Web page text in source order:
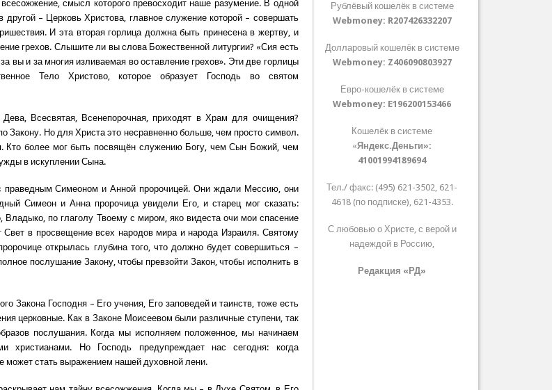
смысл которого превосходит наше разумение. В одной
другой – Церковь Христова, главное служение которой – совершать
И эта вторая горлица должна быть принесена в жертву, и
грехов. Слышите ли вы слова Божественной литургии? «Сия есть
вы и за многия изливаемая во оставление грехов». Эти две горлицы
Тело Христово, которое образует Господь во святом
Всесвятая, Всенепорочная, приходят в Храм для очищения?
Закону. Но для Христа это несравненно больше, чем просто символ.
Кто более мог быть посвящён служению Богу, чем Сын Божий, чем
в искуплении Сына.
праведным Симеоном и Анной пророчицей. Они ждали Мессию, они
Симеон и Анна пророчица увидели Его, и старец мог сказать:
по глаголу Твоему с миром, яко видеста очи мои спасение
Свет в просвещение всех народов мира и народа Израиля. Святому
открылась глубина того, что должно будет совершиться –
послушание Закону, чтобы превзойти Закон, чтобы исполнить в
Закона Господня – Его учения, Его заповедей и таинств, тоже есть
церковные. Как в Законе Моисеевом были различные ступени, так
послушания. Когда мы исполняем положенное, мы начинаем
христианами. Но Господь предупреждает нас сегодня: когда
может стать выражением нашей духовной лени.
Рублёвый кошелёк в системе
Webmoney: R207426332207
Долларовый кошелёк в системе
Webmoney: Z406090803927
Евро-кошелёк в системе
Webmoney: E196200153466
Кошелёк в системе
«Яндекс.Деньги»:
41001994189694
Тел./ факс: (495) 621-3502, 621-
4618 (по подписке), 621-4353.
С любовью о Христе, с верой и
надеждой в Россию,
Редакция «РД»